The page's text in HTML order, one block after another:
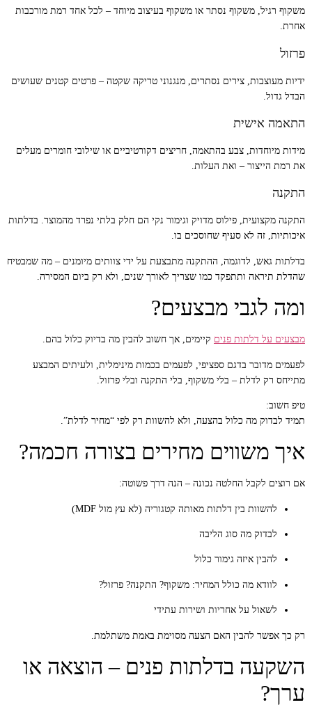
משקוף רגיל, משקוף נסתר או משקוף בעיצוב מיוחד – לכל אחד רמת מורכבות
אחרת.
פרזול
ידיות מעוצבות, צירים נסתרים, מנגנוני טריקה שקטה – פרטים קטנים שעושים
הבדל גדול.
התאמה אישית
מידות מיוחדות, צבע בהתאמה, חריצים דקורטיביים או שילובי חומרים מעלים
את רמת הייצור – ואת העלות.
התקנה
התקנה מקצועית, פילוס מדויק וגימור נקי הם חלק בלתי נפרד מהמוצר. בדלתות
איכותיות, זה לא סעיף שחוסכים בו.
בדלתות גאש, לדוגמה, ההתקנה מתבצעת על ידי צוותים מיומנים – מה שמבטיח
שהדלת תיראה ותתפקד כמו שצריך לאורך שנים, ולא רק ביום המסירה.
ומה לגבי מבצעים?
מבצעים על דלתות פנים קיימים, אך חשוב להבין מה בדיוק כלול בהם.
לפעמים מדובר בדגם ספציפי, לפעמים בכמות מינימלית, ולעיתים המבצע
מתייחס רק לדלת – בלי משקוף, בלי התקנה ובלי פרזול.
טיפ חשוב:
תמיד לבדוק מה כלול בהצעה, ולא להשוות רק לפי “מחיר לדלת”.
איך משווים מחירים בצורה חכמה?
אם רוצים לקבל החלטה נכונה – הנה דרך פשוטה:
להשוות בין דלתות מאותה קטגוריה (לא עץ מול MDF)
לבדוק מה סוג הליבה
להבין איזה גימור כלול
לוודא מה כולל המחיר: משקוף? התקנה? פרזול?
לשאול על אחריות ושירות עתידי
רק כך אפשר להבין האם הצעה מסוימת באמת משתלמת.
השקעה בדלתות פנים – הוצאה או
ערך?